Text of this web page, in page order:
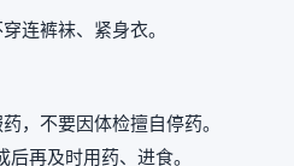
连裤袜、紧身衣。
，不要因体检擅自停药。
后再及时用药、进食。